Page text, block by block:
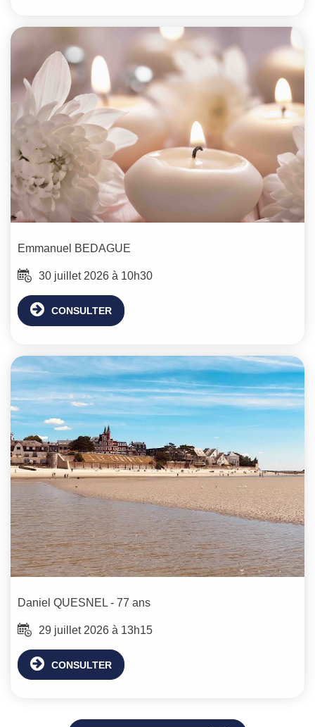
Emmanuel BEDAGUE
30 juillet 2026 à 10h30
CONSULTER
Daniel QUESNEL - 77 ans
29 juillet 2026 à 13h15
CONSULTER